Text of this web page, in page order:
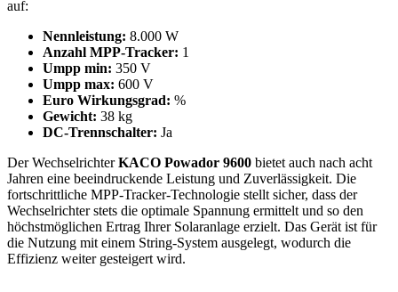
auf:
Nennleistung: 8.000 W
Anzahl MPP-Tracker: 1
Umpp min: 350 V
Umpp max: 600 V
Euro Wirkungsgrad: %
Gewicht: 38 kg
DC-Trennschalter: Ja
Der WechselrichterKACO Powador 9600 bietet auch nach acht
Jahren eine beeindruckende Leistung und Zuverlässigkeit. Die
fortschrittliche MPP-Tracker-Technologie stellt sicher, dass der
Wechselrichter stets die optimale Spannung ermittelt und so den
höchstmöglichen Ertrag Ihrer Solaranlage erzielt. Das Gerät ist für
die Nutzung mit einem String-System ausgelegt, wodurch die
Effizienz weiter gesteigert wird.